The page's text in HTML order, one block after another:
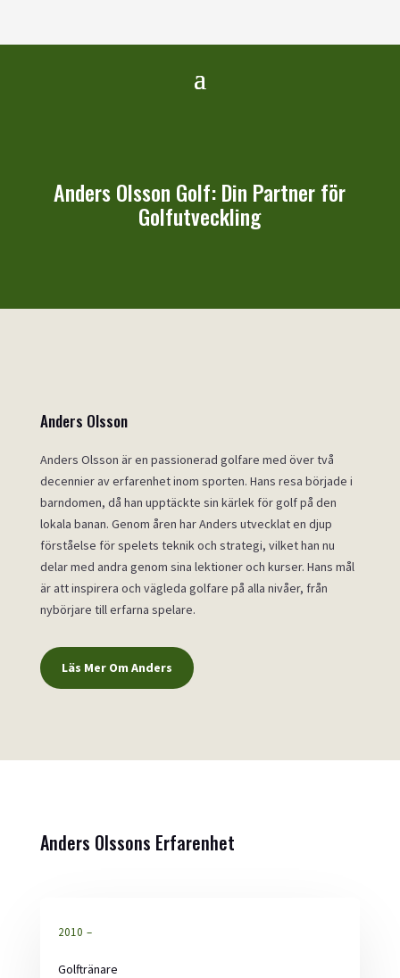
Anders Olsson Golf: Din Partner för
Golfutveckling
Anders Olsson
Anders Olsson är en passionerad golfare med över två
decennier av erfarenhet inom sporten. Hans resa började i
barndomen, då han upptäckte sin kärlek för golf på den
lokala banan. Genom åren har Anders utvecklat en djup
förståelse för spelets teknik och strategi, vilket han nu
delar med andra genom sina lektioner och kurser. Hans mål
är att inspirera och vägleda golfare på alla nivåer, från
nybörjare till erfarna spelare.
Läs Mer Om Anders
Anders Olssons Erfarenhet
2010 –
Golftränare